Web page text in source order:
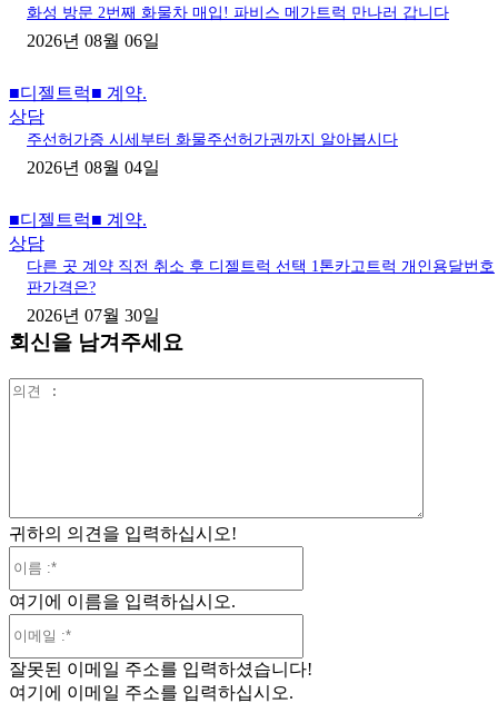
화성 방문 2번째 화물차 매입! 파비스 메가트럭 만나러 갑니다
2026년 08월 06일
■디젤트럭■ 계약.
상담
주선허가증 시세부터 화물주선허가권까지 알아봅시다
2026년 08월 04일
■디젤트럭■ 계약.
상담
다른 곳 계약 직전 취소 후 디젤트럭 선택 1톤카고트럭 개인용달번호
판가격은?
2026년 07월 30일
회신을 남겨주세요
귀하의 의견을 입력하십시오!
여기에 이름을 입력하십시오.
일
잘못된 이메일 주소를 입력하셨습니다!
여기에 이메일 주소를 입력하십시오.